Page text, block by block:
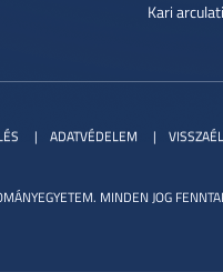
Kari
MINDEN JOG
ADATVÉDELEM